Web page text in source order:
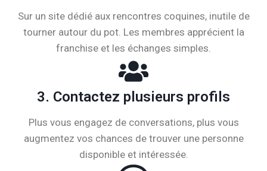
Sur un site dédié aux rencontres coquines, inutile de
tourner autour du pot. Les membres apprécient la
franchise et les échanges simples.
3. Contactez plusieurs profils
Plus vous engagez de conversations, plus vous
augmentez vos chances de trouver une personne
disponible et intéressée.